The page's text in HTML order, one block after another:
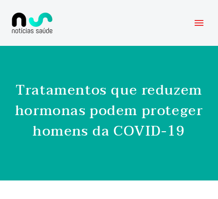
Tratamentos que reduzem
hormonas podem proteger
homens da COVID-19